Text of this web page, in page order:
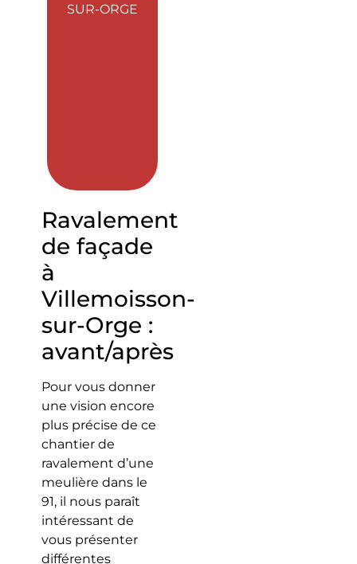
SUR-ORGE
Ravalement
de façade
à
Villemoisson-
sur-Orge :
avant/après
Pour vous donner
une vision encore
plus précise de ce
chantier de
ravalement d’une
meulière dans le
91, il nous paraît
intéressant de
vous présenter
différentes